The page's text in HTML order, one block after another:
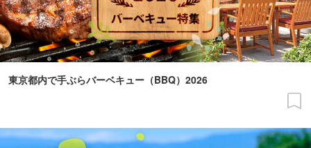
東京都内で手ぶらバーベキュー（BBQ）2026